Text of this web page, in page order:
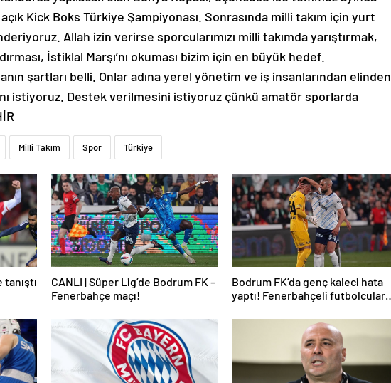
Kick Boks Türkiye Şampiyonası. Sonrasında milli takım için yurt
Allah izin verirse sporcularımızı milli takımda yarıştırmak,
İstiklal Marşı’nı okuması bizim için en büyük hedef.
şartları belli. Onlar adına yerel yönetim ve iş insanlarından elinden
istiyoruz. Destek verilmesini istiyoruz çünkü amatör sporlarda
Milli Takım Spor Türkiye
CANLI | Süper Lig’de Bodrum FK –
Fenerbahçe maçı!
Bodrum FK’da genç kaleci hata
yaptı! Fenerbahçeli futbolcular